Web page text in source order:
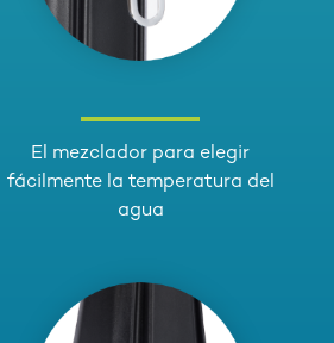
El mezclador para elegir
fácilmente la temperatura del
agua